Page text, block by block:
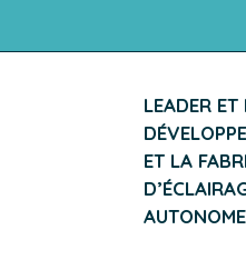
LEADER ET
ET LA
AUTONOME